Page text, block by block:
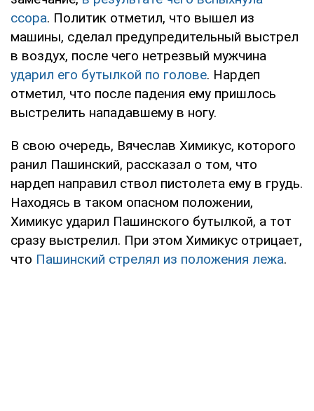
ссора. Политик отметил, что вышел из
машины, сделал предупредительный выстрел
в воздух, после чего нетрезвый мужчина
ударил его бутылкой по голове. Нардеп
отметил, что после падения ему пришлось
выстрелить нападавшему в ногу.
В свою очередь, Вячеслав Химикус, которого
ранил Пашинский, рассказал о том, что
нардеп направил ствол пистолета ему в грудь.
Находясь в таком опасном положении,
Химикус ударил Пашинского бутылкой, а тот
сразу выстрелил. При этом Химикус отрицает,
что Пашинский стрелял из положения лежа.